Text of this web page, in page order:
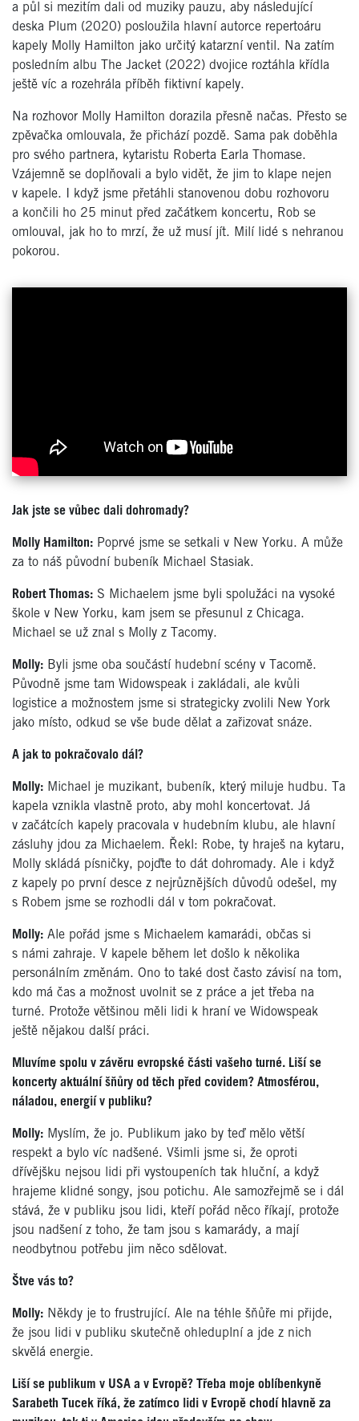
a půl si mezitím dali od muziky pauzu, aby následující
deska Plum (2020) posloužila hlavní autorce repertoáru
kapely Molly Hamilton jako určitý katarzní ventil. Na zatím
posledním albu The Jacket (2022) dvojice roztáhla křídla
ještě víc a rozehrála příběh fiktivní kapely.
Na rozhovor Molly Hamilton dorazila přesně načas. Přesto se
zpěvačka omlouvala, že přichází pozdě. Sama pak doběhla
pro svého partnera, kytaristu Roberta Earla Thomase.
Vzájemně se doplňovali a bylo vidět, že jim to klape nejen
v kapele. I když jsme přetáhli stanovenou dobu rozhovoru
a končili ho 25 minut před začátkem koncertu, Rob se
omlouval, jak ho to mrzí, že už musí jít. Milí lidé s nehranou
pokorou.
Jak jste se vůbec dali dohromady?
Molly Hamilton: Poprvé jsme se setkali v New Yorku. A může
za to náš původní bubeník Michael Stasiak.
Robert Thomas: S Michaelem jsme byli spolužáci na vysoké
škole v New Yorku, kam jsem se přesunul z Chicaga.
Michael se už znal s Molly z Tacomy.
Molly: Byli jsme oba součástí hudební scény v Tacomě.
Původně jsme tam Widowspeak i zakládali, ale kvůli
logistice a možnostem jsme si strategicky zvolili New York
jako místo, odkud se vše bude dělat a zařizovat snáze.
A jak to pokračovalo dál?
Molly: Michael je muzikant, bubeník, který miluje hudbu. Ta
kapela vznikla vlastně proto, aby mohl koncertovat. Já
v začátcích kapely pracovala v hudebním klubu, ale hlavní
zásluhy jdou za Michaelem. Řekl: Robe, ty hraješ na kytaru,
Molly skládá písničky, pojďte to dát dohromady. Ale i když
z kapely po první desce z nejrůznějších důvodů odešel, my
s Robem jsme se rozhodli dál v tom pokračovat.
Molly: Ale pořád jsme s Michaelem kamarádi, občas si
s námi zahraje. V kapele během let došlo k několika
personálním změnám. Ono to také dost často závisí na tom,
kdo má čas a možnost uvolnit se z práce a jet třeba na
turné. Protože většinou měli lidi k hraní ve Widowspeak
ještě nějakou další práci.
Mluvíme spolu v závěru evropské části vašeho turné. Liší se
koncerty aktuální šňůry od těch před covidem? Atmosférou,
náladou, energií v publiku?
Molly: Myslím, že jo. Publikum jako by teď mělo větší
respekt a bylo víc nadšené. Všimli jsme si, že oproti
dřívějšku nejsou lidi při vystoupeních tak hluční, a když
hrajeme klidné songy, jsou potichu. Ale samozřejmě se i dál
stává, že v publiku jsou lidi, kteří pořád něco říkají, protože
jsou nadšení z toho, že tam jsou s kamarády, a mají
neodbytnou potřebu jim něco sdělovat.
Štve vás to?
Molly: Někdy je to frustrující. Ale na téhle šňůře mi přijde,
že jsou lidi v publiku skutečně ohleduplní a jde z nich
skvělá energie.
Liší se publikum v USA a v Evropě? Třeba moje oblíbenkyně
Sarabeth Tucek říká, že zatímco lidi v Evropě chodí hlavně za